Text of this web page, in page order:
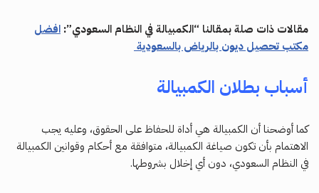
مقالات ذات صلة بمقالنا “الكمبيالة في النظام السعودي”: افضل
مكتب تحصيل ديون بالرياض بالسعودية
أسباب بطلان الكمبيالة
كما أوضحنا أن الكمبيالة هي أداة للحفاظ على الحقوق، وعليه يجب
الاهتمام بأن تكون صياغة الكمبيالة، متوافقة مع أحكام وقوانين الكمبيالة
في النظام السعودي، دون أي إخلال بشروطها.